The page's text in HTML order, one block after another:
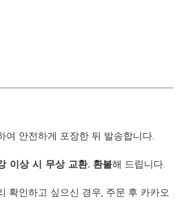
여 안전하게 포장한 뒤 발송합니다.
이상 시 무상 교환. 환불해 드립니다.
확인하고 싶으신 경우, 주문 후 카카오